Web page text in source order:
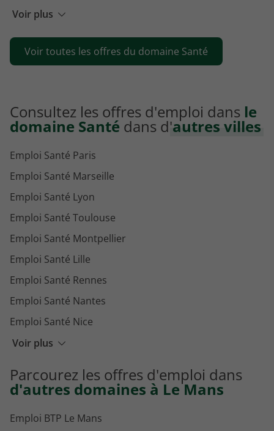
Voir plus
Emploi Médecin
Emploi Cadre de santé
Emploi Opticien
Voir toutes les offres du domaine Santé
Consultez les offres d'emploi dans le
domaine Santé dans d'autres villes
Voir plus
Emploi Santé Paris
Emploi Santé Marseille
Emploi Santé Lyon
Emploi Santé Toulouse
Emploi Santé Montpellier
Emploi Santé Lille
Emploi Santé Rennes
Emploi Santé Nantes
Emploi Santé Nice
Emploi Santé Bordeaux
Emploi Santé Dijon
Parcourez les offres d'emploi dans
d'autres domaines à Le Mans
Emploi BTP Le Mans